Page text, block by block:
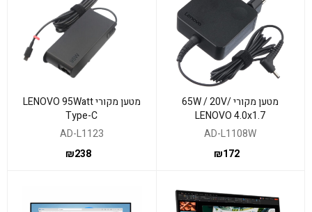
מטען מקורי 65W / 20V/
LENOVO 4.0x1.7
AD-L1108W
₪172
מטען מקורי LENOVO 95Watt
Type-C
AD-L1123
₪238